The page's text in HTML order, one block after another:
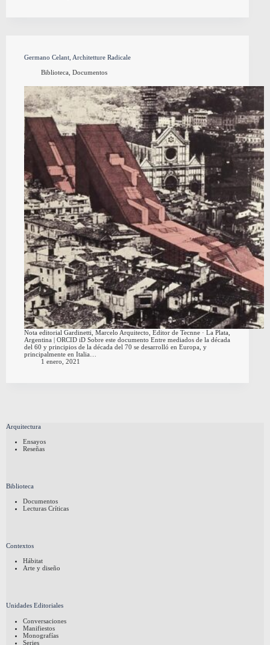
Germano Celant, Architetture Radicale
Biblioteca, Documentos
Nota editorial Gardinetti, Marcelo Arquitecto, Editor de Tecnne · La Plata,
Argentina | ORCID iD Sobre este documento Entre mediados de la década
del 60 y principios de la década del 70 se desarrolló en Europa, y
principalmente en Italia…
1 enero, 2021
Arquitectura
Ensayos
Reseñas
Biblioteca
Documentos
Lecturas Críticas
Contextos
Hábitat
Arte y diseño
Unidades Editoriales
Conversaciones
Manifiestos
Monografías
Series